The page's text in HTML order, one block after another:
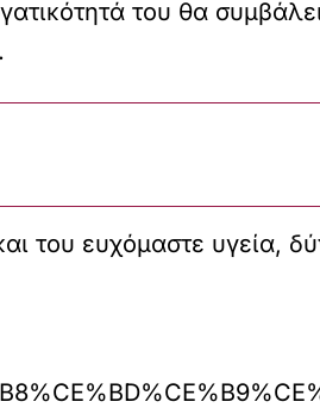
του θα
του ευχόμαστε υγεία,